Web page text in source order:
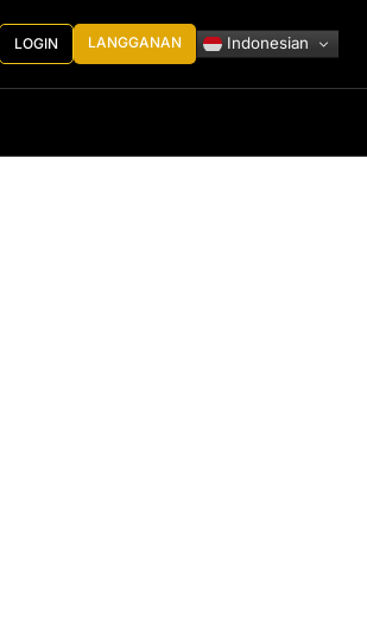
LOGIN LANGGANAN Indonesian